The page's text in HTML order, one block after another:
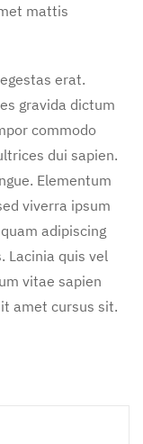
mattis
erat.
gravida dictum
commodo
dui sapien.
Elementum
viverra ipsum
adipiscing
Lacinia quis vel
vitae sapien
amet cursus sit.